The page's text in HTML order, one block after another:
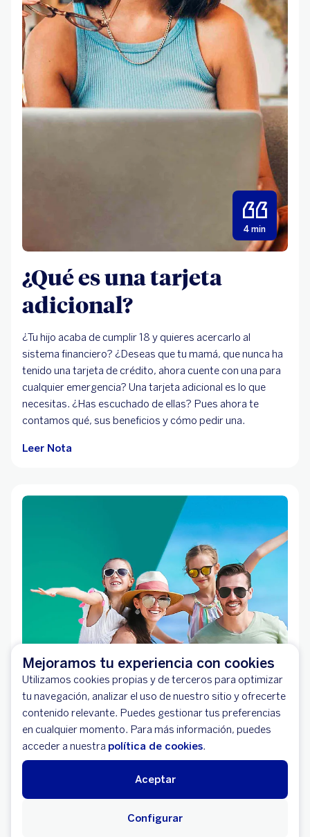
Mejoramos tu experiencia con cookies
Utilizamos cookies propias y de terceros para optimizar
tu navegación, analizar el uso de nuestro sitio y ofrecerte
contenido relevante. Puedes gestionar tus preferencias
en cualquier momento. Para más información, puedes
acceder a nuestra política de cookies.
Aceptar
Configurar
4 min
¿Qué es una tarjeta
adicional?
¿Tu hijo acaba de cumplir 18 y quieres acercarlo al
sistema financiero? ¿Deseas que tu mamá, que nunca ha
tenido una tarjeta de crédito, ahora cuente con una para
cualquier emergencia? Una tarjeta adicional es lo que
necesitas. ¿Has escuchado de ellas? Pues ahora te
contamos qué, sus beneficios y cómo pedir una.
Leer Nota